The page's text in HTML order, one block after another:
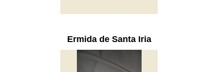
Ermida de Santa Iria